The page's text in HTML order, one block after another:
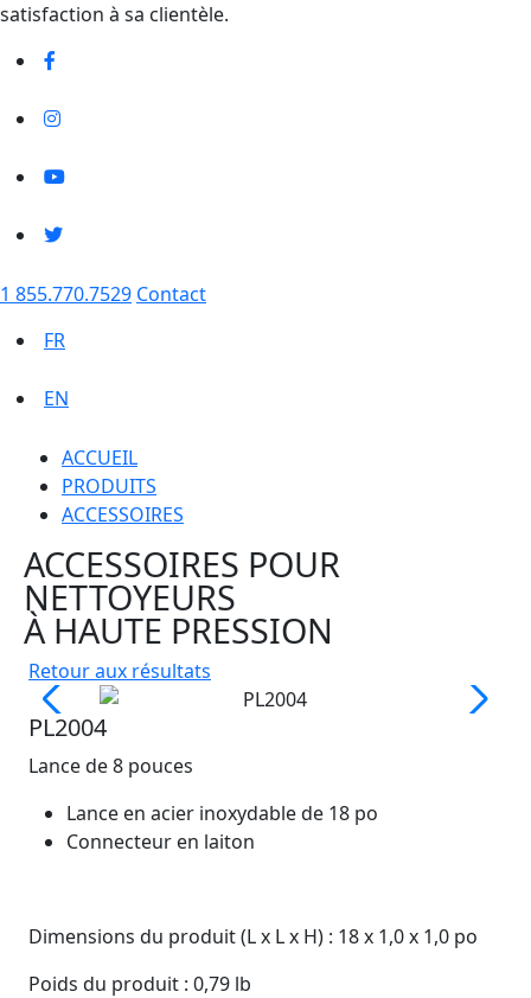
satisfaction à sa clientèle.
1 855.770.7529 Contact
FR
EN
ACCUEIL
PRODUITS
ACCESSOIRES
ACCESSOIRES POUR
NETTOYEURS
À HAUTE PRESSION
Retour aux résultats
PL2004
Lance de 8 pouces
Lance en acier inoxydable de 18 po
Connecteur en laiton
Dimensions du produit (L x L x H) : 18 x 1,0 x 1,0 po
Poids du produit : 0,79 lb